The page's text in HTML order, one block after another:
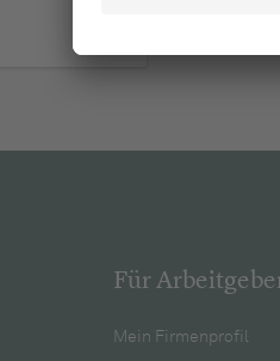
Für
Mein Firmenprofil